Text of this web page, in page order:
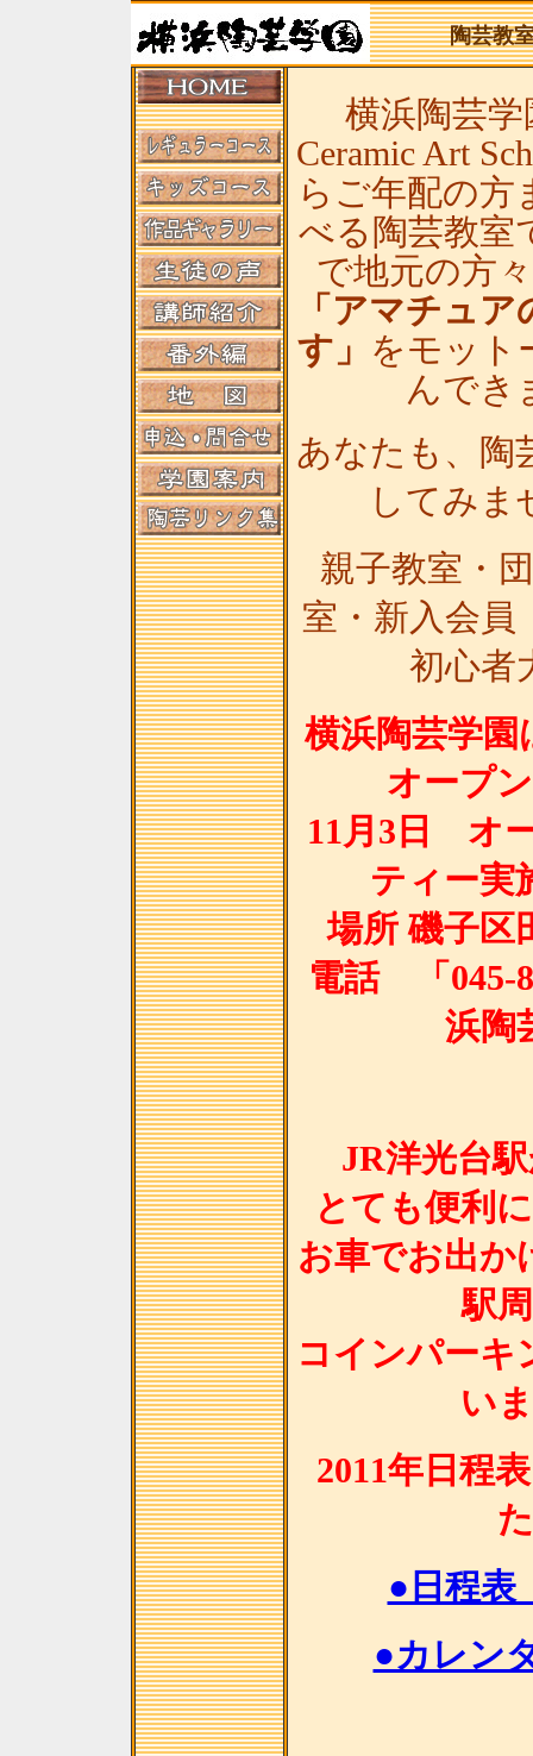
陶芸教
横浜陶芸学
Ceramic Art
らご年配の方
べる陶芸教室
で地元の方
「アマチュ
す」 をモット
んでき
あなたも、陶
してみま
親子教室・
室・新入会
初心者
横浜陶芸学園
オープ
11月3日 オ
ティー実
場所 磯子区
電話 「045-
浜陶
JR洋光台
とても便利
お車でお出か
駅
コインパーキ
い
2011年日程
●日程表
●カレン